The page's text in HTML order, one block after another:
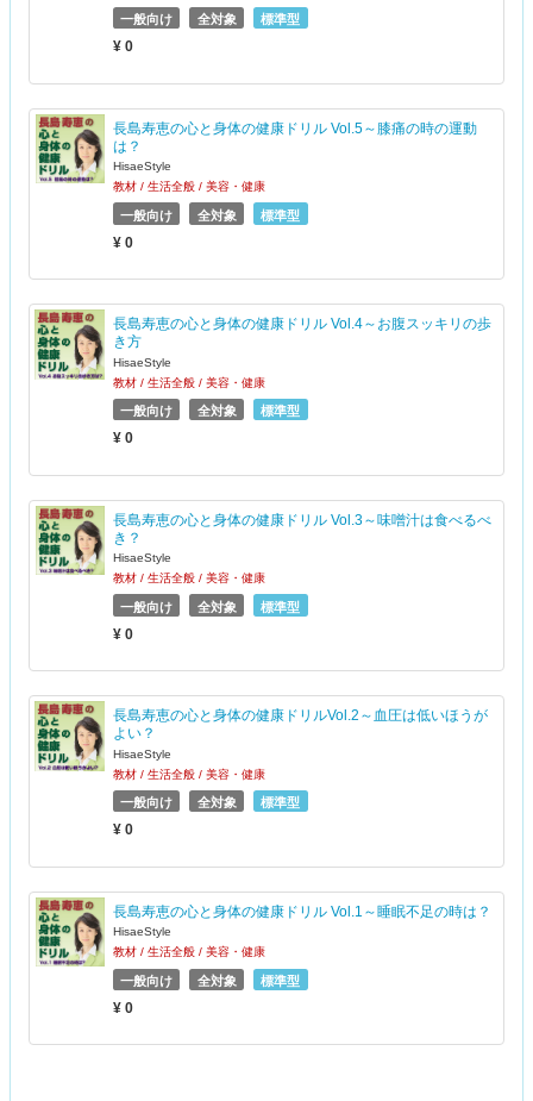
一般向け 全対象 標準型
¥ 0
長島寿恵の心と身体の健康ドリル Vol.5～膝痛の時の運動
は？
HisaeStyle
教材 / 生活全般 / 美容・健康
一般向け 全対象 標準型
¥ 0
長島寿恵の心と身体の健康ドリル Vol.4～お腹スッキリの歩
き方
HisaeStyle
教材 / 生活全般 / 美容・健康
一般向け 全対象 標準型
¥ 0
長島寿恵の心と身体の健康ドリル Vol.3～味噌汁は食べるべ
き？
HisaeStyle
教材 / 生活全般 / 美容・健康
一般向け 全対象 標準型
¥ 0
長島寿恵の心と身体の健康ドリルVol.2～血圧は低いほうが
よい？
HisaeStyle
教材 / 生活全般 / 美容・健康
一般向け 全対象 標準型
¥ 0
長島寿恵の心と身体の健康ドリル Vol.1～睡眠不足の時は？
HisaeStyle
教材 / 生活全般 / 美容・健康
一般向け 全対象 標準型
¥ 0